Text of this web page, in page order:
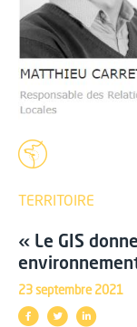
TERRITOIRE
« Le GIS
23 septembre 2021